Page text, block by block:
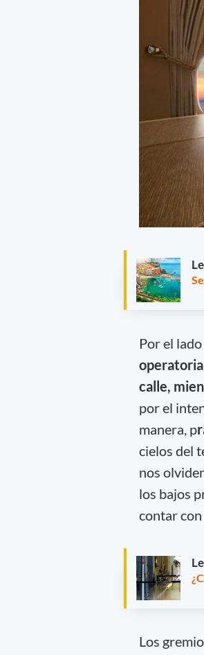
Por el
calle,
por el
manera, p
cielos del
nos
los bajos
contar con
Los